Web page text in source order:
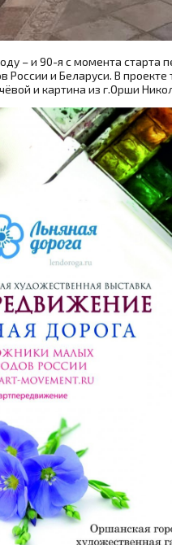
– и 90-я с момента
России и Беларуси. В
и картина из г.Орши